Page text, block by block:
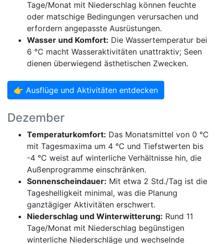
Tage/Monat mit Niederschlag können feuchte
oder matschige Bedingungen verursachen und
erfordern angepasste Ausrüstungen.
Wasser und Komfort: Die Wassertemperatur bei
6 °C macht Wasseraktivitäten unattraktiv; Seen
dienen überwiegend ästhetischen Zwecken.
👉 Ausflüge und Aktivitäten entdecken
Dezember
Temperaturkomfort: Das Monatsmittel von 0 °C
mit Tagesmaxima um 4 °C und Tiefstwerten bis
-4 °C weist auf winterliche Verhältnisse hin, die
Außenprogramme einschränken.
Sonnenscheindauer: Mit etwa 2 Std./Tag ist die
Tageshelligkeit minimal, was die Planung
ganztägiger Aktivitäten erschwert.
Niederschlag und Winterwitterung: Rund 11
Tage/Monat mit Niederschlag begünstigen
winterliche Niederschläge und wechselnde